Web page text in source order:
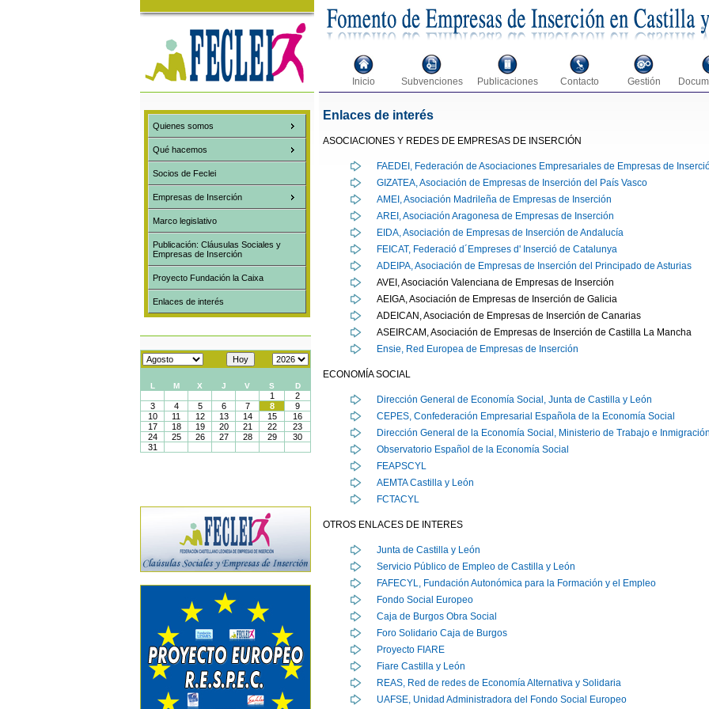
Inicio Subvenciones Publicaciones Contacto Gestión
Quienes somos
Qué hacemos
Socios de Feclei
Empresas de Inserción
Marco legislativo
Publicación: Cláusulas Sociales y
Empresas de Inserción
Proyecto Fundación la Caixa
Enlaces de interés
Enlaces de interés
ASOCIACIONES Y REDES DE EMPRESAS DE INSERCIÓN
FAEDEI, Federación de Asociaciones Empresariales de Empresas de
GIZATEA, Asociación de Empresas de Inserción del País Vasco
AMEI, Asociación Madrileña de Empresas de Inserción
AREI, Asociación Aragonesa de Empresas de Inserción
EIDA, Asociación de Empresas de Inserción de Andalucía
FEICAT, Federació d´Empreses d' Inserció de Catalunya
ADEIPA, Asociación de Empresas de Inserción del Principado de Asturias
AVEI, Asociación Valenciana de Empresas de Inserción
AEIGA, Asociación de Empresas de Inserción de Galicia
ADEICAN, Asociación de Empresas de Inserción de Canarias
ASEIRCAM, Asociación de Empresas de Inserción de Castilla La Mancha
Ensie, Red Europea de Empresas de Inserción
ECONOMÍA SOCIAL
Dirección General de Economía Social, Junta de Castilla y León
CEPES, Confederación Empresarial Española de la Economía Social
Dirección General de la Economía Social, Ministerio de Trabajo e
Observatorio Español de la Economía Social
FEAPSCYL
AEMTA Castilla y León
FCTACYL
OTROS ENLACES DE INTERES
Junta de Castilla y León
Servicio Público de Empleo de Castilla y León
FAFECYL, Fundación Autonómica para la Formación y el Empleo
Fondo Social Europeo
Caja de Burgos Obra Social
Foro Solidario Caja de Burgos
Proyecto FIARE
Fiare Castilla y León
REAS, Red de redes de Economía Alternativa y Solidaria
UAFSE, Unidad Administradora del Fondo Social Europeo